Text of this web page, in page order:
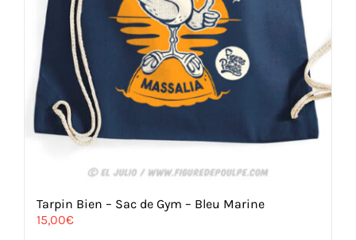
Tarpin Bien – Sac de Gym – Bleu Marine
15,00€